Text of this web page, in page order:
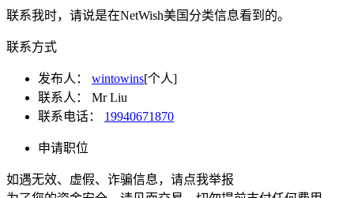
联系我时，请说是在NetWish美国分类信息看到的。
联系方式
发布人： wintowins[个人]
联系人：
Mr Liu
联系电话：
19940671870
申请职位
如遇无效、虚假、诈骗信息，请点我举报